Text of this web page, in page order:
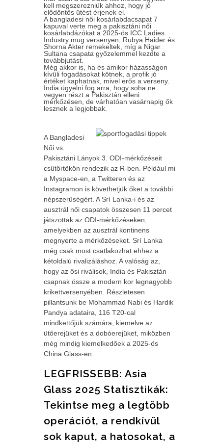
kell megszerezniük ahhoz, hogy jó
elődöntős ütést érjenek el.
A bangladesi női kosárlabdacsapat 7
kapuval verte meg a pakisztáni női
kosárlabdázókat a 2025-ös ICC Ladies
Industry mug versenyen; Rubya Haider és
Shorna Akter remekeltek, míg a Nigar
Sultana csapata győzelemmel kezdte a
továbbjutást.
Még akkor is, ha és amikor házasságon
kívüli fogadásokat kötnek, a profik jó
értéket kaphatnak, mivel erős a verseny.
India ügyelni fog arra, hogy soha ne
vegyen részt a Pakisztán elleni
mérkőzésen, de várhatóan vasárnapig ők
lesznek a legjobbak.
A Bangladesi
Női vs.
Pakisztáni Lányok 3. ODI-mérkőzéseit
csütörtökön rendezik az R-ben. Például mi
a Myspace-en, a Twitteren és az
Instagramon is követhetjük őket a további
népszerűségért. A Srí Lanka-i és az
ausztrál női csapatok összesen 11 percet
játszottak az ODI-mérkőzéseken,
amelyekben az ausztrál kontinens
megnyerte a mérkőzéseket. Srí Lanka
még csak most csatlakozhat ehhez a
kétoldalú rivalizáláshoz. A valóság az,
hogy az ősi riválisok, India és Pakisztán
csapnak össze a modern kor legnagyobb
krikettversenyében. Részletesen
pillantsunk be Mohammad Nabi és Hardik
Pandya adataira, 116 T20-cal
mindkettőjük számára, kiemelve az
ütőerejüket és a dobóerejüket, miközben
még mindig kiemelkedőek a 2025-ös
China Glass-en.
LEGFRISSEBB: Asia
Glass 2025 Statisztikák:
Tekintse meg a legtöbb
operációt, a rendkívül
sok kaput, a hatosokat, a